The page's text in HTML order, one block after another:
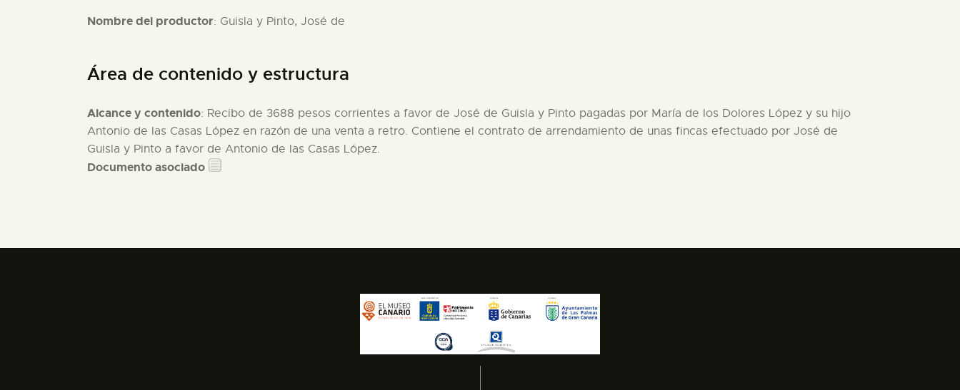
Nombre del productor: Guisla y Pinto, José de
Área de contenido y estructura
Alcance y contenido: Recibo de 3688 pesos corrientes a favor de José de Guisla y Pinto pagadas por María de los Dolores López y su hijo
Antonio de las Casas López en razón de una venta a retro. Contiene el contrato de arrendamiento de unas fincas efectuado por José de
Guisla y Pinto a favor de Antonio de las Casas López.
Documento asociado